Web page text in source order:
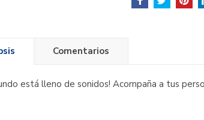
Comentarios
está lleno de sonidos! Acompaña a tus